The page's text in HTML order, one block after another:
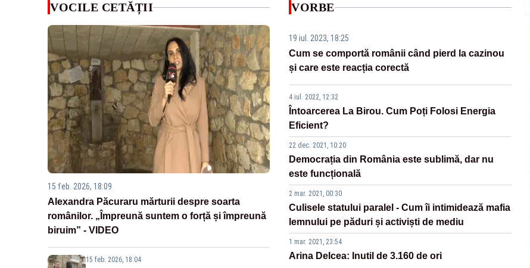
VOCILE CETĂȚII
15 feb. 2026, 18:09
Alexandra Păcuraru mărturii despre soarta
românilor. „Împreună suntem o forță și împreună
biruim” - VIDEO
15 feb. 2026, 18:04
VORBE
19 iul. 2023, 18:25
Cum se comportă românii când pierd la cazinou
și care este reacția corectă
4 iul. 2022, 12:32
Întoarcerea La Birou. Cum Poți Folosi Energia
Eficient?
22 dec. 2021, 10:20
Democrația din România este sublimă, dar nu
este funcțională
2 mar. 2021, 00:30
Culisele statului paralel - Cum îi intimidează mafia
lemnului pe păduri și activiști de mediu
1 mar. 2021, 23:54
Arina Delcea: Inutil de 3.160 de ori